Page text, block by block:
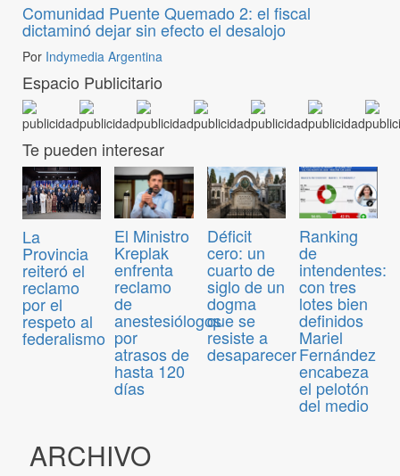
Comunidad Puente Quemado 2: el fiscal
dictaminó dejar sin efecto el desalojo
Por Indymedia Argentina
Espacio Publicitario
Te pueden interesar
La
Provincia
reiteró el
reclamo
por el
respeto al
federalismo
El Ministro
Kreplak
enfrenta
reclamo
de
anestesiólogos
por
atrasos de
hasta 120
días
Déficit
cero: un
cuarto de
siglo de un
dogma
que se
resiste a
desaparecer
Ranking
de
intendentes:
con tres
lotes bien
definidos
Mariel
Fernández
encabeza
el pelotón
del medio
ARCHIVO